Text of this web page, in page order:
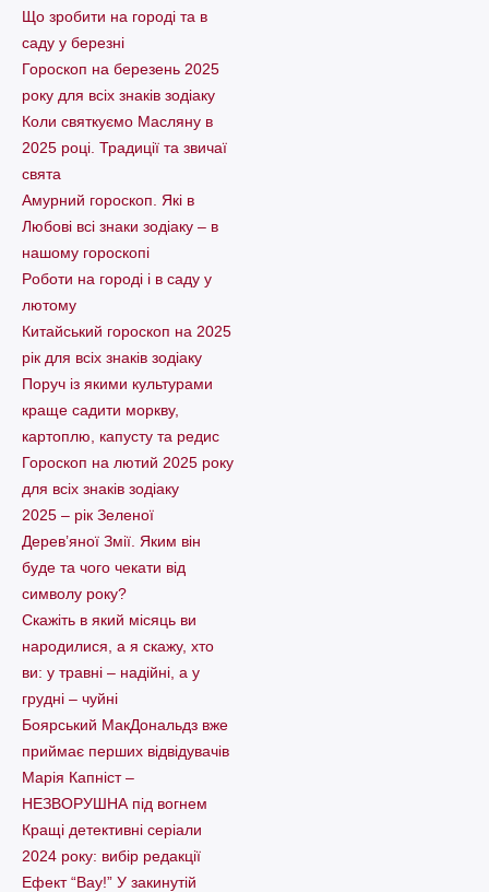
Що зробити на городі та в
саду у березні
Гороскоп на березень 2025
року для всіх знаків зодіаку
Коли святкуємо Масляну в
2025 році. Традиції та звичаї
свята
Амурний гороскоп. Які в
Любові всі знаки зодіаку – в
нашому гороскопі
Pоботи на городі і в саду у
лютому
Китайський гороскоп на 2025
рік для всіх знаків зодіаку
Поруч із якими культурами
краще садити моркву,
картоплю, капусту та редис
Гороскоп на лютий 2025 року
для всіх знаків зодіаку
2025 – рік Зеленої
Дерев’яної Змії. Яким він
буде та чого чекати від
символу року?
Скажіть в який місяць ви
народилися, а я скажу, хто
ви: у травні – надійні, а у
грудні – чуйні
Боярський МакДональдз вже
приймає перших відвідувачів
Марія Капніст –
НЕЗВОРУШНА під вогнем
Кращі детективні серіали
2024 року: вибір редакції
Ефект “Вау!” У закинутій